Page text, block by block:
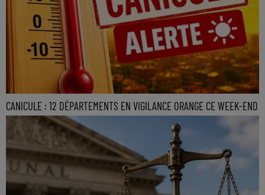
CANICULE : 12 DÉPARTEMENTS EN VIGILANCE ORANGE CE WEEK-END